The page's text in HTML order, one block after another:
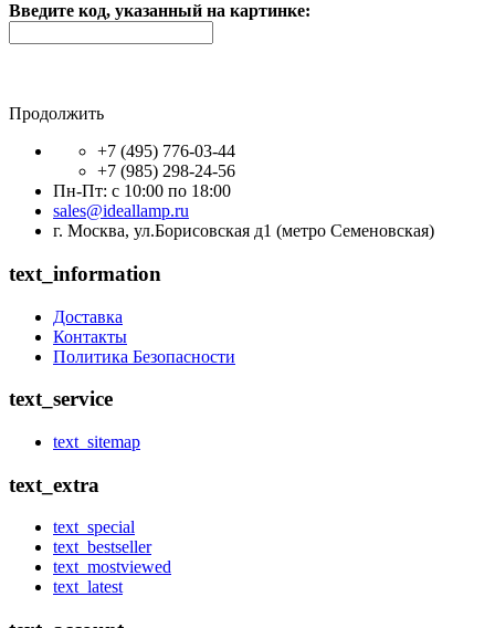
Введите код, указанный на картинке:
Продолжить
+7 (495) 776-03-44
+7 (985) 298-24-56
Пн-Пт: с 10:00 по 18:00
sales@ideallamp.ru
г. Москва, ул.Борисовская д1 (метро Семеновская)
text_information
Доставка
Контакты
Политика Безопасности
text_service
text_sitemap
text_extra
text_special
text_bestseller
text_mostviewed
text_latest